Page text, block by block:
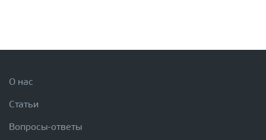
О нас
Статьи
Вопросы-ответы